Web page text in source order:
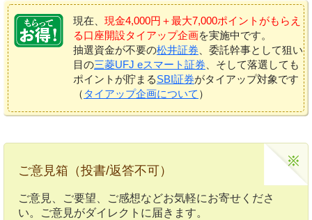
現在、 現金4,000円＋最大7,000ポイントがもらえ
る口座開設タイアップ企画を実施中です。
抽選資金が不要の松井証券 、委託幹事として狙い
目の三菱UFJ eスマート証券 、そして落選しても
ポイントが貯まるSBI証券がタイアップ対象です
（ タイアップ企画について ）
ご意見箱（投書/返答不可）
ご意見、ご要望、ご感想などお気軽にお寄せくださ
い。ご意見がダイレクトに届きます。